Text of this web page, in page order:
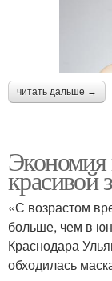
читать дальше →
Экономия
красивой
«С возрастом
больше, чем в
Краснодара
обходилась